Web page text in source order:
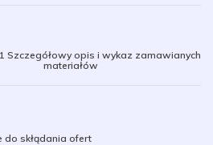
1 Szczegółowy opis i wykaz zamawianych
materiałów
do skłądania ofert